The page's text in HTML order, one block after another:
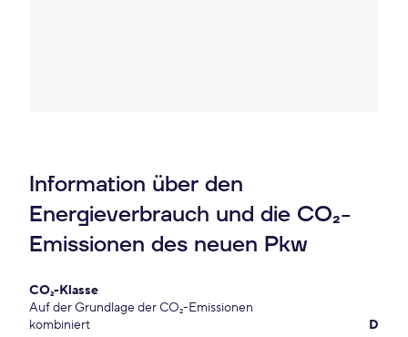
Information über den
Energieverbrauch und die CO₂-
Emissionen des neuen Pkw
CO₂-Klasse
Auf der Grundlage der CO₂-Emissionen
kombiniert
D